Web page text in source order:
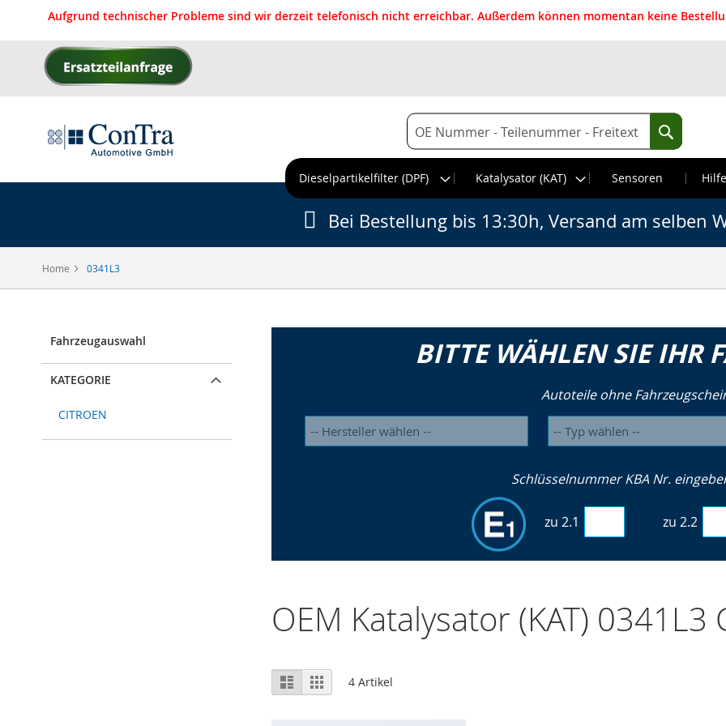
Aufgrund technischer Probleme sind wir derzeit telefonisch nicht erreichbar. Außerdem können momentan keine
Direkt
zum
Suche
Suche
Dieselpartikelfilter (DPF)
Katalysator (KAT) Sensoren
Home 0341L3
Bei Bestellung bis 13:30h, Versand am selben
BITTE WÄHLEN SIE IHR
Autoteile ohne
Schlüsselnummer KBA Nr.
zu 2.1 zu 2.2
OEM Katalysator (KAT) 0341L3
Ansicht
als
Liste Raster
4 Artikel
Fahrzeugauswahl
KATEGORIE
CITROEN